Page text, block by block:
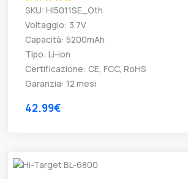
SKU: HI5011SE_Oth
Voltaggio: 3.7V
Capacità: 5200mAh
Tipo: Li-ion
Certificazione: CE, FCC, RoHS
Garanzia: 12 mesi
42.99€